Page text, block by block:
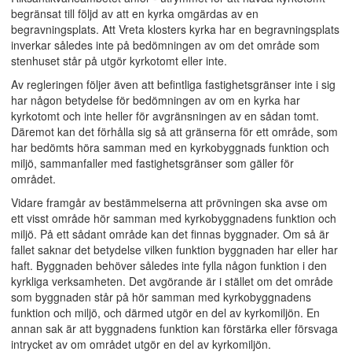
begränsat till följd av att en kyrka omgärdas av en
begravningsplats. Att Vreta klosters kyrka har en begravningsplats
inverkar således inte på bedömningen av om det område som
stenhuset står på utgör kyrkotomt eller inte.
Av regleringen följer även att befintliga fastighetsgränser inte i sig
har någon betydelse för bedömningen av om en kyrka har
kyrkotomt och inte heller för avgränsningen av en sådan tomt.
Däremot kan det förhålla sig så att gränserna för ett område, som
har bedömts höra samman med en kyrkobyggnads funktion och
miljö, sammanfaller med fastighetsgränser som gäller för
området.
Vidare framgår av bestämmelserna att prövningen ska avse om
ett visst område hör samman med kyrkobyggnadens funktion och
miljö. På ett sådant område kan det finnas byggnader. Om så är
fallet saknar det betydelse vilken funktion byggnaden har eller har
haft. Byggnaden behöver således inte fylla någon funktion i den
kyrkliga verksamheten. Det avgörande är i stället om det område
som byggnaden står på hör samman med kyrkobyggnadens
funktion och miljö, och därmed utgör en del av kyrkomiljön. En
annan sak är att byggnadens funktion kan förstärka eller försvaga
intrycket av om området utgör en del av kyrkomiljön.